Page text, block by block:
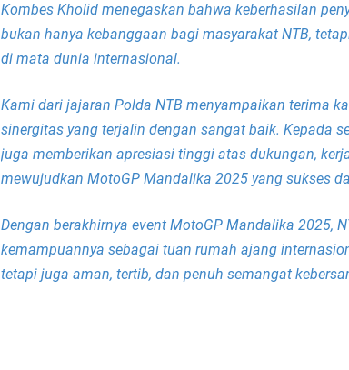
Kombes Kholid menegaskan bahwa keberhasilan
bukan hanya kebanggaan bagi masyarakat NTB,
di mata dunia internasional.
Kami dari jajaran Polda NTB menyampaikan terima
sinergitas yang terjalin dengan sangat baik. Kepada
juga memberikan apresiasi tinggi atas dukungan,
mewujudkan MotoGP Mandalika 2025 yang sukses
Dengan berakhirnya event MotoGP Mandalika 2025,
kemampuannya sebagai tuan rumah ajang
tetapi juga aman, tertib, dan penuh semangat